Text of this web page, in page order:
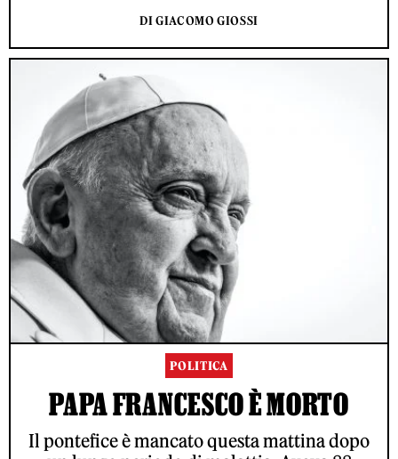
DI GIACOMO GIOSSI
POLITICA
PAPA FRANCESCO È MORTO
Il pontefice è mancato questa mattina dopo